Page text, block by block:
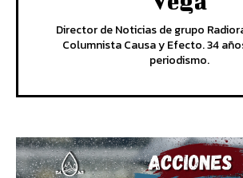
Director de Noticias de grupo
Columnista Causa y Efecto. 34
periodismo.